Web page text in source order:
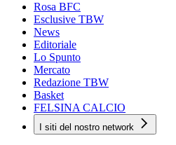
Rosa BFC
Esclusive TBW
News
Editoriale
Lo Spunto
Mercato
Redazione TBW
Basket
FELSINA CALCIO
I siti del nostro network